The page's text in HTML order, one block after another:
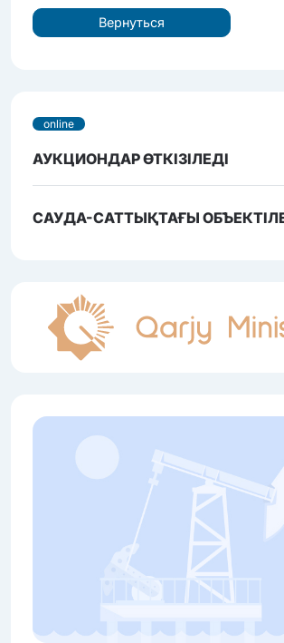
Вернуться
online
АУКЦИОНДАР ӨТКІЗІЛЕДІ
САУДА-САТТЫҚТАҒЫ